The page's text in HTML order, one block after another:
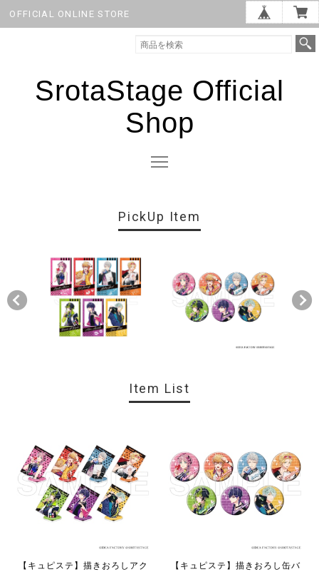
OFFICIAL ONLINE STORE
SrotaStage Official
Shop
PickUp Item
Item List
【キュピステ】描きおろしアク
【キュピステ】描きおろし缶バ